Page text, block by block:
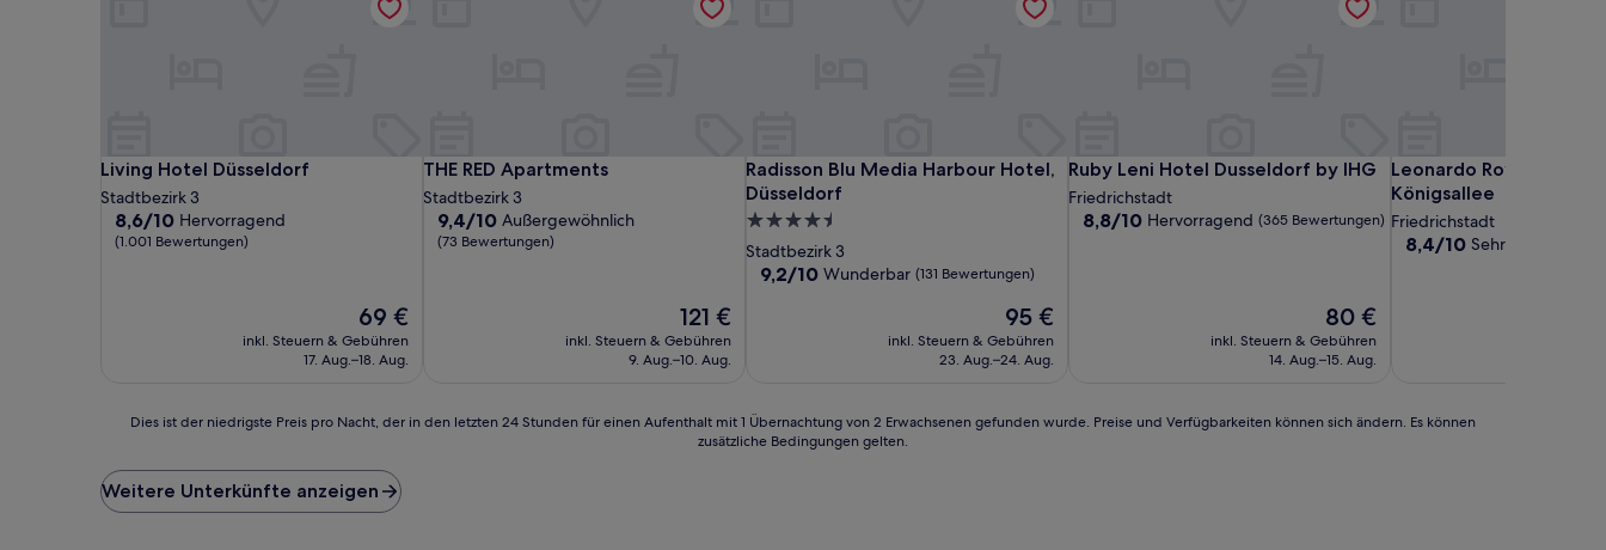
Living Hotel Düsseldorf
Living Hotel Düsseldorf
Stadtbezirk 3
8.6
von
8,6/10 Hervorragend
(1.001 Bewertungen)
Der
Preis
beträgt
69 €
inkl. Steuern & Gebühren
17. Aug.–18. Aug.
THE RED Apartments
THE RED Apartments
Stadtbezirk 3
9.4
von
9,4/10 Außergewöhnlich
(73 Bewertungen)
Der
Preis
beträgt
121 €
inkl. Steuern & Gebühren
9. Aug.–10. Aug.
Radisson Blu Media Harbour Hotel,
Düsseldorf
Radisson Blu Media Harbour Hotel, Düsseldorf
4.5-
Sterne-
Unterkunft
Stadtbezirk 3
9.2
9,2/10 Wunderbar (131 Bewertungen)
Der
Preis
beträgt
95 €
inkl. Steuern & Gebühren
23. Aug.–24. Aug.
Ruby Leni Hotel Dusseldorf by IHG
Ruby Leni Hotel Dusseldorf by IHG
Friedrichstadt
8.8
8,8/10 Hervorragend (365 Bewertungen)
Der
Preis
beträgt
80 €
inkl. Steuern & Gebühren
14. Aug.–15. Aug.
Leonardo Royal Hotel
Königsallee
Leonardo Royal Hotel
Friedrichstadt
8.4
8,4/10 Sehr gut
der
niedrigste
Preis
Dies ist der niedrigste Preis pro Nacht, der in den letzten 24 Stunden für einen Aufenthalt mit 1 Übernachtung von 2 Erwachsenen gefunden wurde. Preise und Verfügbarkeiten können sich ändern. Es können
zusätzliche Bedingungen gelten.
Weitere Unterkünfte anzeigen